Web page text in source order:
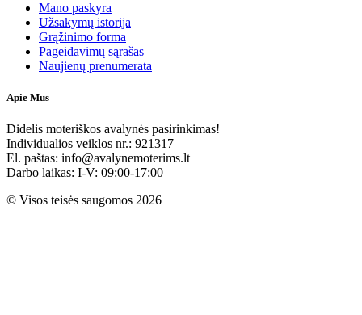
Mano paskyra
Užsakymų istorija
Grąžinimo forma
Pageidavimų sąrašas
Naujienų prenumerata
Apie Mus
Didelis moteriškos avalynės pasirinkimas!
Individualios veiklos nr.: 921317
El. paštas: info@avalynemoterims.lt
Darbo laikas: I-V: 09:00-17:00
© Visos teisės saugomos 2026